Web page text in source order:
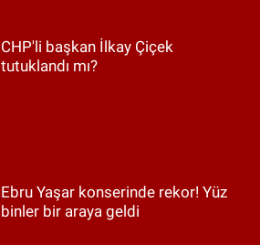
CHP'li başkan İlkay Çiçek
tutuklandı mı?
Ebru Yaşar konserinde rekor! Yüz
binler bir araya geldi